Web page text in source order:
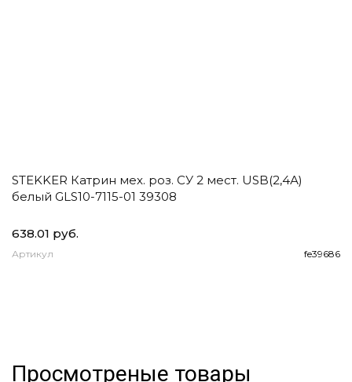
STEKKER Катрин мех. роз. СУ 2 мест. USB(2,4А)
белый GLS10-7115-01 39308
638.01 руб.
Артикул fe39686
Просмотреные товары